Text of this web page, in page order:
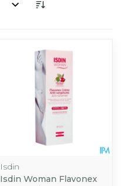
Isdin
Isdin Woman Flavonex